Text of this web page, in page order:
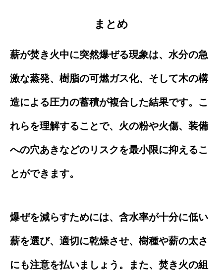
まとめ
薪が焚き火中に突然爆ぜる現象は、水分の急
激な蒸発、樹脂の可燃ガス化、そして木の構
造による圧力の蓄積が複合した結果です。こ
れらを理解することで、火の粉や火傷、装備
への穴あきなどのリスクを最小限に抑えるこ
とができます。
爆ぜを減らすためには、含水率が十分に低い
薪を選び、適切に乾燥させ、樹種や薪の太さ
にも注意を払いましょう。また、焚き火の組